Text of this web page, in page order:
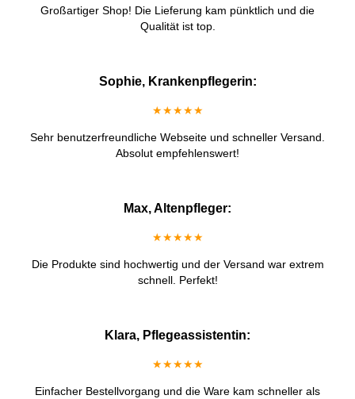
Großartiger Shop! Die Lieferung kam pünktlich und die
Qualität ist top.
Sophie, Krankenpflegerin:
★★★★★
Sehr benutzerfreundliche Webseite und schneller Versand.
Absolut empfehlenswert!
Max, Altenpfleger:
★★★★★
Die Produkte sind hochwertig und der Versand war extrem
schnell. Perfekt!
Klara, Pflegeassistentin:
★★★★★
Einfacher Bestellvorgang und die Ware kam schneller als